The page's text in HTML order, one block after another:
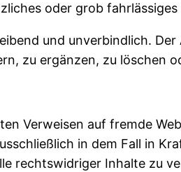
oder grob
und unverbindlich.
zu ergänzen, zu löschen
Verweisen auf fremde
in dem Fall in
rechtswidriger Inhalte zu